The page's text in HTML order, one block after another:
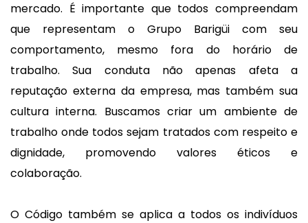
mercado. É importante que todos compreendam
que representam o Grupo Barigüi com seu
comportamento, mesmo fora do horário de
trabalho. Sua conduta não apenas afeta a
reputação externa da empresa, mas também sua
cultura interna. Buscamos criar um ambiente de
trabalho onde todos sejam tratados com respeito e
dignidade, promovendo valores éticos e
colaboração.
O Código também se aplica a todos os indivíduos